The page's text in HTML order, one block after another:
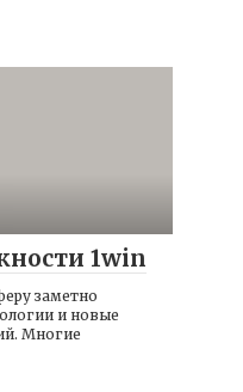
1win
заметно
и новые
Многие